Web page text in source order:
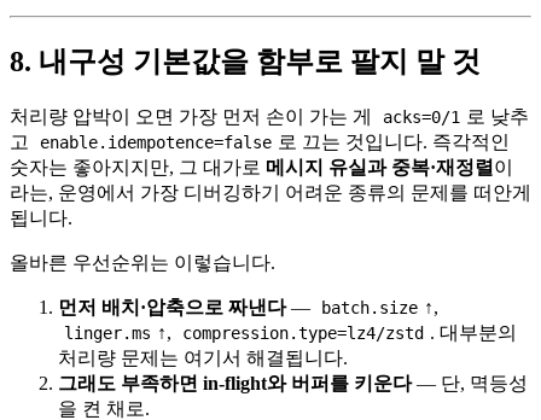
8. 내구성 기본값을 함부로 팔지 말 것
처리량 압박이 오면 가장 먼저 손이 가는 게 acks=0/1 로 낮추
고
enable.idempotence=false 로 끄는 것입니다. 즉각적인
숫자는 좋아지지만, 그 대가로 메시지 유실과 중복·재정렬 이
라는, 운영에서 가장 디버깅하기 어려운 종류의 문제를 떠안게
됩니다.
올바른 우선순위는 이렇습니다.
먼저 배치·압축으로 짜낸다— batch.size ↑,
linger.ms ↑, compression.type=lz4/zstd . 대부분의
처리량 문제는 여기서 해결됩니다.
그래도 부족하면 in-flight와 버퍼를 키운다— 단, 멱등성
을 켠 채로.